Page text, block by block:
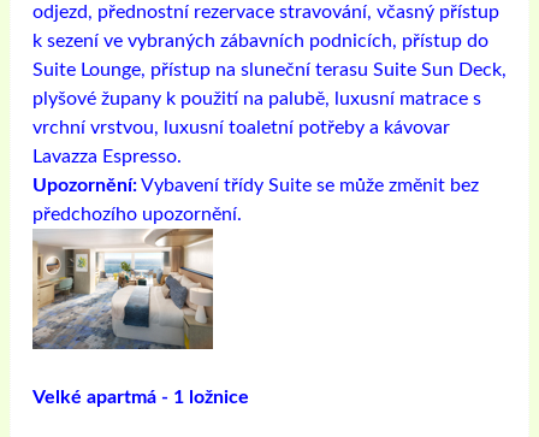
odjezd, přednostní rezervace stravování, včasný přístup
k sezení ve vybraných zábavních podnicích, přístup do
Suite Lounge, přístup na sluneční terasu Suite Sun Deck,
plyšové župany k použití na palubě, luxusní matrace s
vrchní vrstvou, luxusní toaletní potřeby a kávovar
Lavazza Espresso.
Upozornění:Vybavení třídy Suite se může změnit bez
předchozího upozornění.
Velké apartmá - 1 ložnice